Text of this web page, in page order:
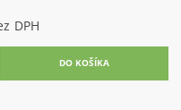
bez DPH